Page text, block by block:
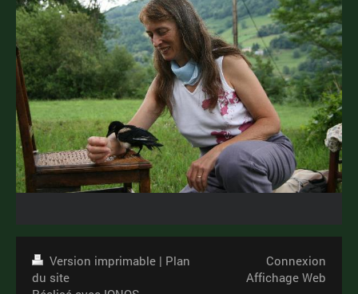
Version imprimable | Plan
du site
Connexion
Affichage Web